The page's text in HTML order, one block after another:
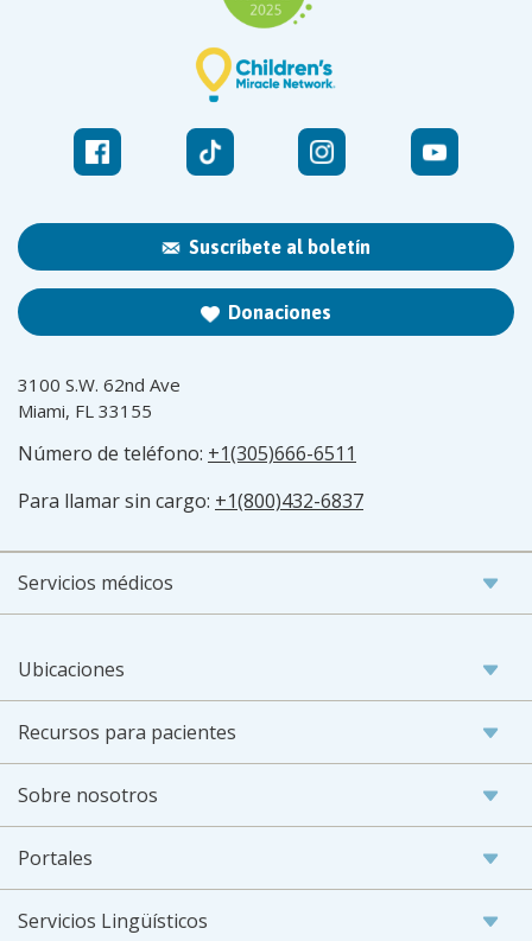
Suscríbete al boletín
Donaciones
3100 S.W. 62nd Ave
Miami, FL 33155
Número de teléfono: +1(305)666-6511
Para llamar sin cargo: +1(800)432-6837
Servicios médicos
Ubicaciones
Recursos para pacientes
Sobre nosotros
Portales
Servicios Lingüísticos